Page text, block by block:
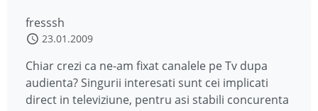
fresssh
23.01.2009
Chiar crezi ca ne-am fixat canalele pe Tv dupa
audienta? Singurii interesati sunt cei implicati
direct in televiziune, pentru asi stabili concurenta